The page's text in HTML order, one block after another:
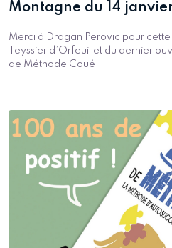
Montagne du 14
Merci à Dragan Perovic pour
Teyssier d’Orfeuil et du dernier
de Méthode Coué